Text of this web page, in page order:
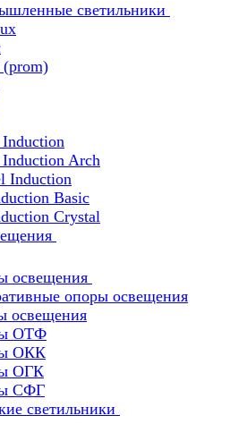
светильники
Arch
Induction
Basic
Crystal
освещения
опоры освещения
освещения
ОТФ
ОКК
ОГК
СФГ
светильники